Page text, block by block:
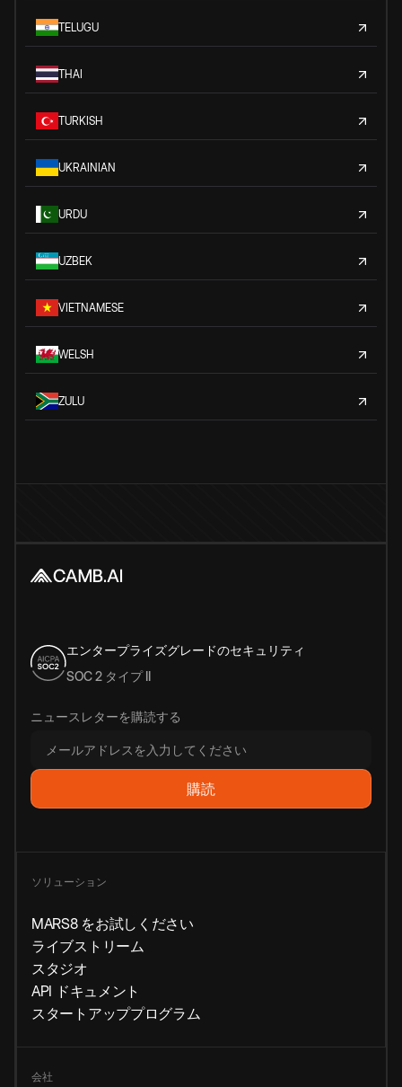
TELUGU
THAI
TURKISH
UKRAINIAN
URDU
UZBEK
VIETNAMESE
WELSH
ZULU
エンタープライズグレードのセキュリティ
SOC 2 タイプ II
ニュースレターを購読する
ソリューション
MARS8 をお試しください
ライブストリーム
スタジオ
API ドキュメント
スタートアッププログラム
会社